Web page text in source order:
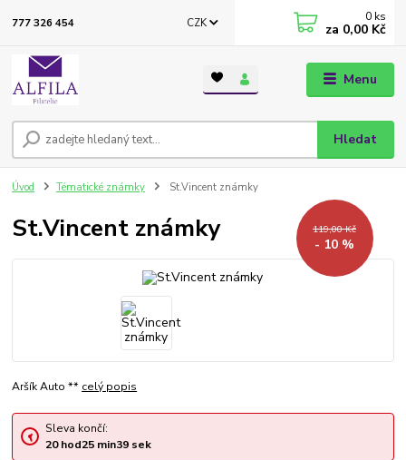
Menu
CZK
Hledat
777 326 454 0 ks
za 0,00 Kč
Úvod Tématické známky St.Vincent známky
St.Vincent známky 119,00 Kč
- 10 %
Aršík Auto ** celý popis
Sleva končí:
20hod25min38sek